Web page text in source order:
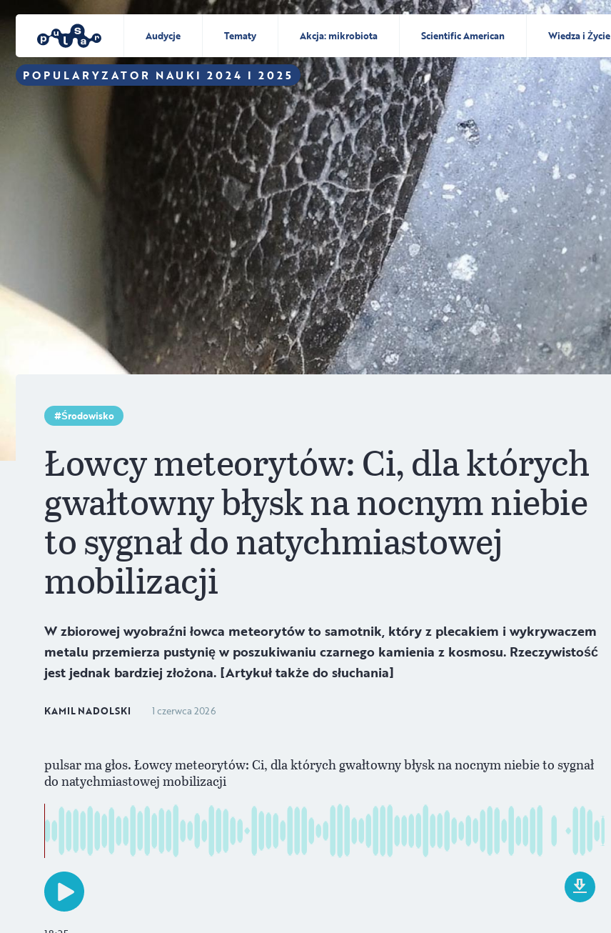
POPULARYZATOR NAUKI 2024 I 2025
Audycje Tematy Akcja: mikrobiota Scientific American Wiedza i Życie
Środowisko
Łowcy meteorytów: Ci, dla których
gwałtowny błysk na nocnym niebie
to sygnał do natychmiastowej
mobilizacji
W zbiorowej wyobraźni łowca meteorytów to samotnik, który z plecakiem i wykrywaczem
metalu przemierza pustynię w poszukiwaniu czarnego kamienia z kosmosu. Rzeczywistość
jest jednak bardziej złożona. [Artykuł także do słuchania]
KAMIL NADOLSKI 1 czerwca 2026
pulsar ma głos. Łowcy meteorytów: Ci, dla których gwałtowny błysk na nocnym niebie to sygnał
do natychmiastowej mobilizacji